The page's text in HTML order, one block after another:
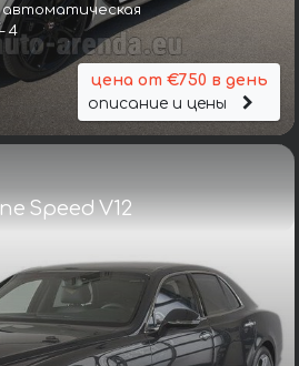
автоматическая
4
цена от €750 в день
описание и цены
Speed V12